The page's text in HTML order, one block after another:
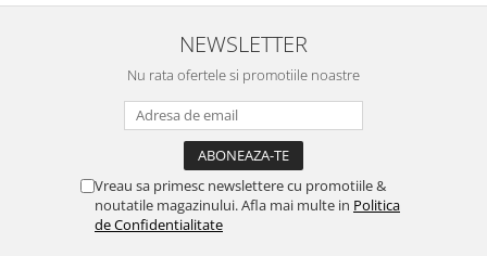
NEWSLETTER
Nu rata ofertele si promotiile noastre
Vreau sa primesc newslettere cu promotiile &
noutatile magazinului. Afla mai multe in Politica
de Confidentialitate